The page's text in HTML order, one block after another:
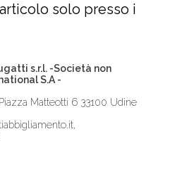
solo presso i
s.r.l. -Società non
S.A -
Matteotti 6 33100 Udine